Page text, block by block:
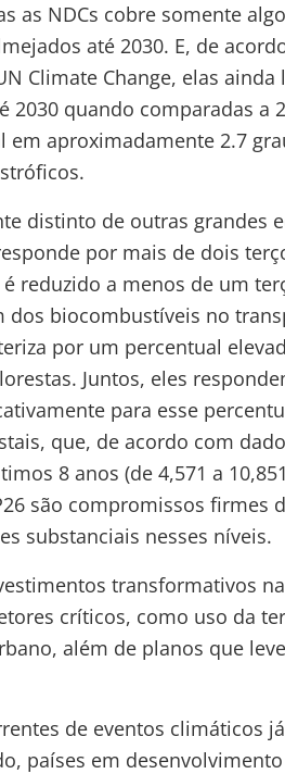
as NDCs cobre somente
até 2030. E, de
Climate Change, elas ainda
quando comparadas a
aproximadamente 2.7
distinto de outras grandes
por mais de dois
reduzido a menos de um
dos biocombustíveis no
por um percentual
Juntos, eles
para esse
que, de acordo com
8 anos (de 4,571 a
são compromissos firmes
substanciais nesses níveis.
transformativos
críticos, como uso da
além de planos que
de eventos climáticos
países em